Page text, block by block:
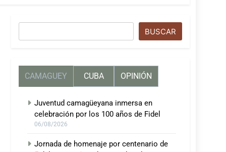
BUSCAR
CAMAGUEY CUBA OPINIÓN
Juventud camagüeyana inmersa en
celebración por los 100 años de Fidel
06/08/2026
Jornada de homenaje por centenario de